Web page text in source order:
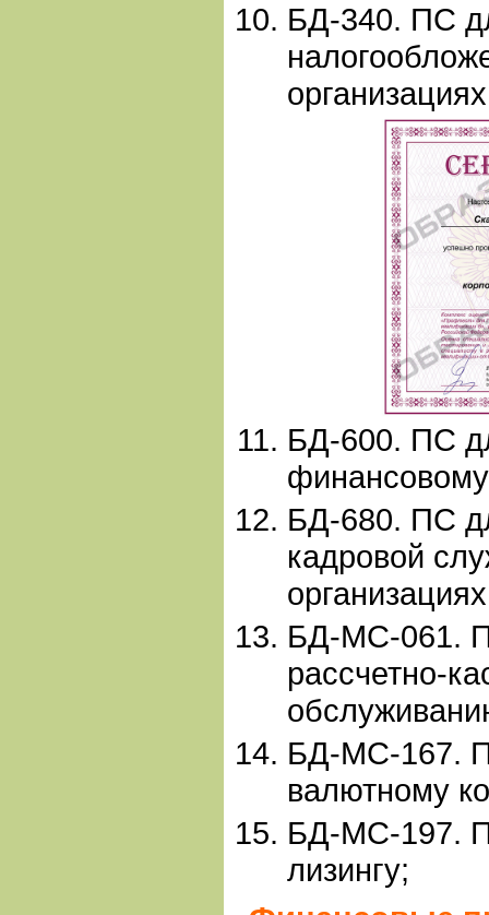
БД-340. ПС
БД-600. ПС
БД-680. ПС
кадровой
БД-МС-061.
рассчетно-
БД-МС-167.
валютному
БД-МС-197.
лизингу;